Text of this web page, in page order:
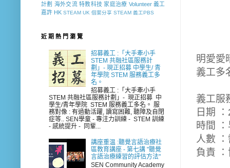
明愛愛
義工多
義工服
日期
時間
：
人數
：
負責
：
計劃 海外交流 特教科技 家庭治療 Volunteer 義工
嘉許 HK STEAM UK 個案分享 STEAM 義工PBS
近 期 熱 門 瀏 覽
招募義工 :「大手牽小手
STEM 共融社區服務計
劃」- 現正招募 中學生/ 青
年學院 STEM 服務義工多
名。
招募義工 :「大手牽小手
STEM 共融社區服務計劃」- 現正招募 中
學生/青年學院 STEM 服務義工多名。 服
務對像 : 有過動活躍, 讀寫困難, 聽障及自閉
症等.. SEN學童 - 專注力訓練 - STEM 訓練
- 感統提升 - 同輩...
講座重温 :聽覺言語治療社
區教育講座 - 第七講 "聽覺
言語治療練習的評估方法"
SEN Community Academy